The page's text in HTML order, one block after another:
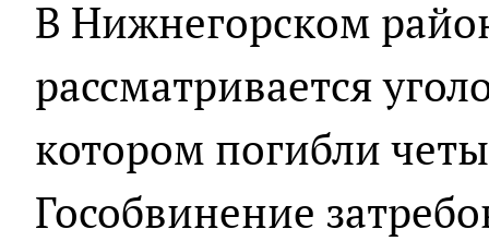
В Нижнегорском
рассматривается
котором погибли
Гособвинение